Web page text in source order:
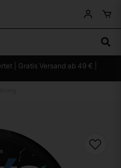
| Gratis Versand ab 49 € |